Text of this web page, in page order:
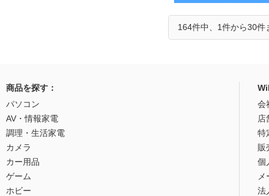
164件中、1件から30件
商品を探す：
パソコン
AV・情報家電
調理・生活家電
カメラ
カー用品
ゲーム
ホビー
会
店
特
販
個
メ
法